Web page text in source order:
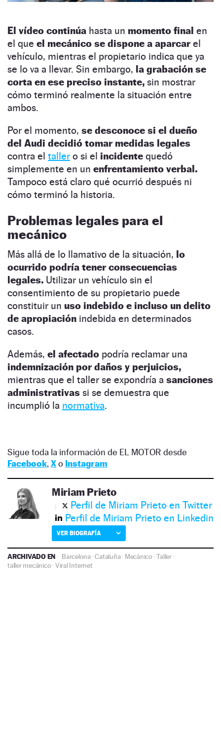
El vídeo continúa hasta un momento final en
el que el mecánico se dispone a aparcarel
vehículo, mientras el propietario indica que ya
se lo va a llevar. Sin embargo, la grabación se
corta en ese preciso instante, sin mostrar
cómo terminó realmente la situación entre
ambos.
Por el momento, se desconoce si el dueño
del Audi decidió tomar medidas legales
contra el taller o si el incidente quedó
simplemente en un enfrentamiento verbal.
Tampoco está claro qué ocurrió después ni
cómo terminó la historia.
Problemas legales para el
mecánico
Más allá de lo llamativo de la situación, lo
ocurrido podría tener consecuencias
legales. Utilizar un vehículo sin el
consentimiento de su propietario puede
constituir un uso indebido e incluso un delito
de apropiación indebida en determinados
casos.
Además, el afectado podría reclamar una
indemnización por daños y perjuicios,
mientras que el taller se expondría a sanciones
administrativas si se demuestra que
incumplió la normativa.
Sigue toda la información de EL MOTOR desde
Facebook, Xo Instagram
Miriam Prieto
Perfil de Miriam Prieto en Twitter
Perfil de Miriam Prieto en Linkedin
VER BIOGRAFÍA
ARCHIVADO EN Barcelona·Cataluña· Mecánico ·Taller·
taller mecánico ·Viral Internet